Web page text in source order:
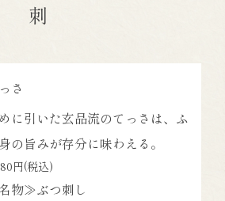
刺
さ
に引いた玄品流のてっさは、ふ
の旨みが存分に味わえる。
円(税込)
物≫ぶつ刺し